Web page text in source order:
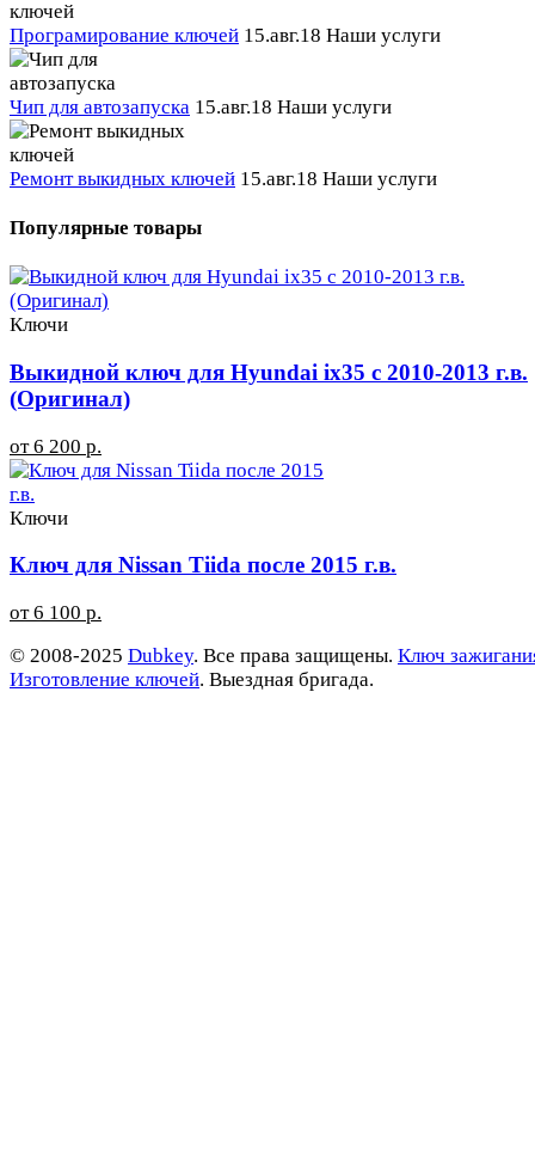
Програмирование ключей 15.авг.18 Наши услуги
Чип для автозапуска 15.авг.18 Наши услуги
Ремонт выкидных ключей 15.авг.18 Наши услуги
Популярные товары
Ключи
Выкидной ключ для Hyundai ix35 с 2010-2013 г.в.
(Оригинал)
от 6 200 р.
Ключи
Ключ для Nissan Tiida после 2015 г.в.
от 6 100 р.
© 2008-2025 Dubkey. Все права защищены. Ключ
Изготовление ключей. Выездная бригада.